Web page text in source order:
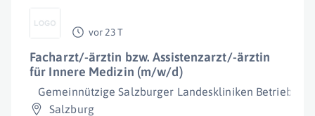
vor 23 T
Facharzt/-ärztin bzw. Assistenzarzt/-ärztin
für Innere Medizin (m/w/d)
Gemeinnützige Salzburger Landeskliniken
Salzburg